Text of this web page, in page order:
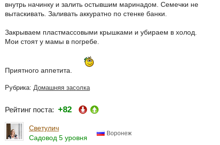
внутрь начинку и залить остывшим маринадом. Семечки не
вытаскивать. Заливать аккуратно по стенке банки.
Закрываем пластмассовыми крышками и убираем в холод.
Мои стоят у мамы в погребе.
Приятного аппетита.
Рубрика: Домашняя засолка
Рейтинг поста: +82
Светулич
Садовод 5 уровня
Воронеж